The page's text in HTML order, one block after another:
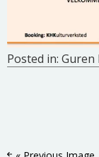
Posted in: Guren